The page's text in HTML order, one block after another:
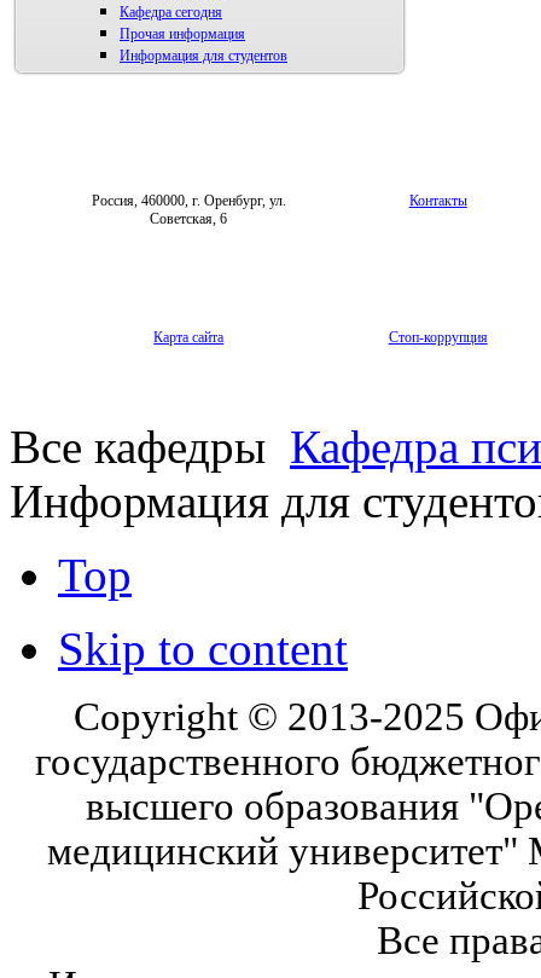
Кафедра сегодня
Прочая информация
Информация для студентов
Россия, 460000, г. Оренбург, ул.
Советская, 6
Контакты
Карта сайта Стоп-коррупция
Все кафедры Кафедра
Информация для
Top
Skip to content
Copyright © 2013-2025
государственного
высшего образования
медицинский университет"
Все